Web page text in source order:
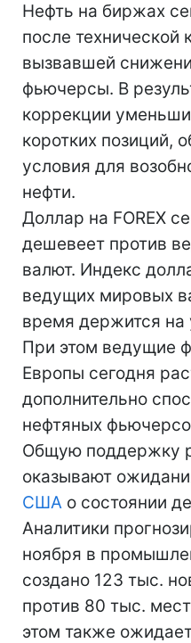
Нефть на биржах
после технической
вызвавшей
фьючерсы. В
коррекции
коротких позиций,
условия для
нефти.
Доллар на FOREX
дешевеет против
валют. Индекс
ведущих мировых
время держится на
При этом ведущие
Европы сегодня
дополнительно
нефтяных
Общую поддержку
оказывают
США о состоянии
Аналитики
ноября в
создано 123 тыс.
против 80 тыс.
этом также